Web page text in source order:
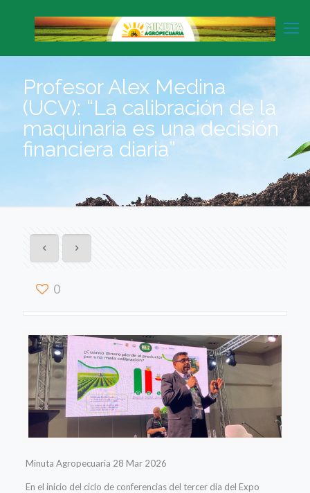
Profesor Alex Medina
(UCV): “La calibración de la
maquinaria es una decisión
financiera diaria”
0
Minuta Agropecuaria 28 Mar 2026
En el inicio del ciclo de conferencias del tercer día del Expo